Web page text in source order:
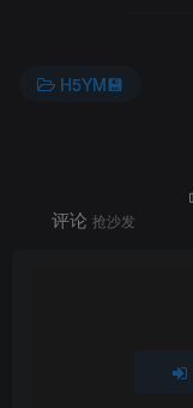
H5YM💾
评论 抢沙发